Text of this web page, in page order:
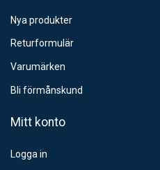
Nya produkter
Returformulär
Varumärken
Bli förmånskund
Mitt konto
Logga in